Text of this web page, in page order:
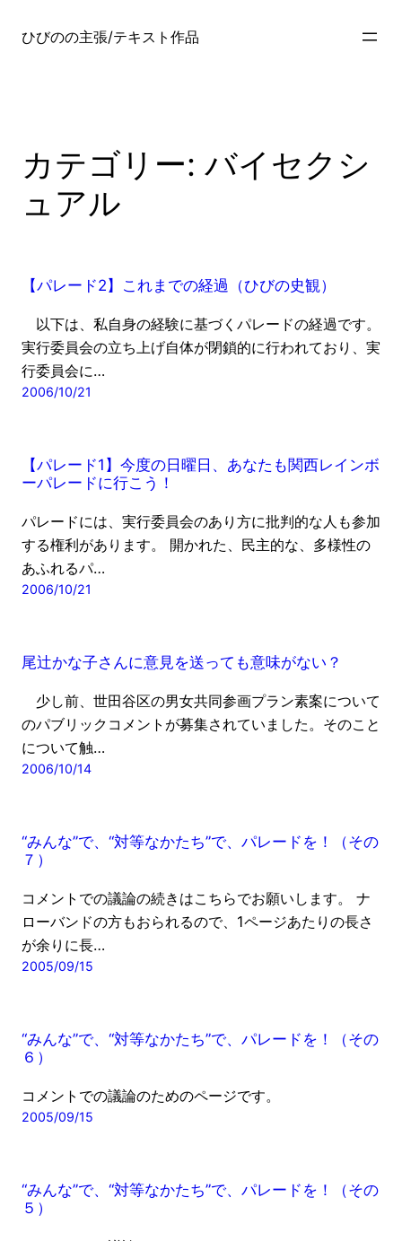
ひびのの主張/テキスト作品
カテゴリー: バイセクシ
ュアル
【パレード2】これまでの経過（ひびの史観）
以下は、私自身の経験に基づくパレードの経過です。
実行委員会の立ち上げ自体が閉鎖的に行われており、実
行委員会に…
2006/10/21
【パレード1】今度の日曜日、あなたも関西レインボ
ーパレードに行こう！
パレードには、実行委員会のあり方に批判的な人も参加
する権利があります。 開かれた、民主的な、多様性の
あふれるパ…
2006/10/21
尾辻かな子さんに意見を送っても意味がない？
少し前、世田谷区の男女共同参画プラン素案について
のパブリックコメントが募集されていました。そのこと
について触…
2006/10/14
“みんな”で、“対等なかたち”で、パレードを！（その
７）
コメントでの議論の続きはこちらでお願いします。 ナ
ローバンドの方もおられるので、1ページあたりの長さ
が余りに長…
2005/09/15
“みんな”で、“対等なかたち”で、パレードを！（その
６）
コメントでの議論のためのページです。
2005/09/15
“みんな”で、“対等なかたち”で、パレードを！（その
５）